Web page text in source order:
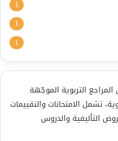
1
1
1
التربوية الموجّهة
تشمل الامتحانات والتقييمات
التأليفية والدروس